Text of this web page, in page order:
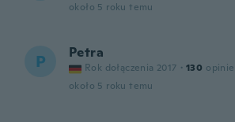
około 5 roku temu
P Petra
Rok dołączenia 2017 · 130 opinie
około 5 roku temu